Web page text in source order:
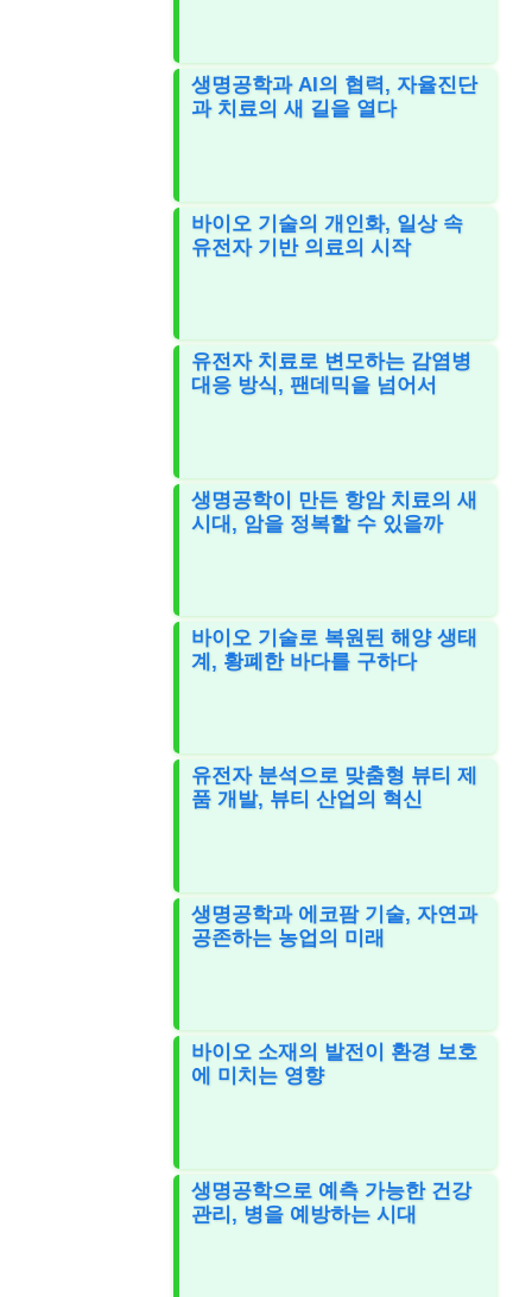
생명공학과 AI의 협력, 자율진단
과 치료의 새 길을 열다
바이오 기술의 개인화, 일상 속
유전자 기반 의료의 시작
유전자 치료로 변모하는 감염병
대응 방식, 팬데믹을 넘어서
생명공학이 만든 항암 치료의 새
시대, 암을 정복할 수 있을까
바이오 기술로 복원된 해양 생태
계, 황폐한 바다를 구하다
유전자 분석으로 맞춤형 뷰티 제
품 개발, 뷰티 산업의 혁신
생명공학과 에코팜 기술, 자연과
공존하는 농업의 미래
바이오 소재의 발전이 환경 보호
에 미치는 영향
생명공학으로 예측 가능한 건강
관리, 병을 예방하는 시대